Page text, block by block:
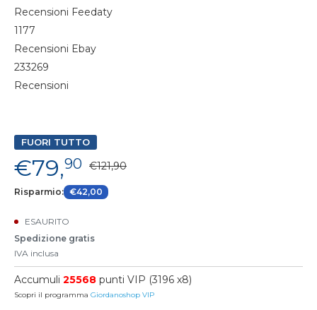
Recensioni Feedaty
1177
Recensioni Ebay
233269
Recensioni
FUORI TUTTO
€79,90 €121,90
Risparmio: €42,00
ESAURITO
Spedizione gratis
IVA inclusa
Accumuli 25568 punti VIP (3196 x8)
Scopri il programma Giordanoshop VIP